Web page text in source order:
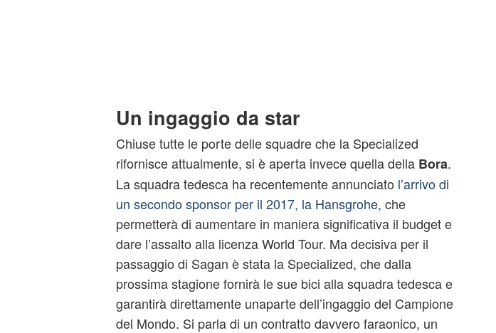
Un ingaggio da star
Chiuse tutte le porte delle squadre che la Specialized
rifornisce attualmente, si è aperta invece quella della Bora.
La squadra tedesca ha recentemente annunciato l’arrivo di
un secondo sponsor per il 2017, la Hansgrohe, che
permetterà di aumentare in maniera significativa il budget e
dare l’assalto alla licenza World Tour. Ma decisiva per il
passaggio di Sagan è stata la Specialized, che dalla
prossima stagione fornirà le sue bici alla squadra tedesca e
garantirà direttamente unaparte dell’ingaggio del Campione
del Mondo. Si parla di un contratto davvero faraonico, un